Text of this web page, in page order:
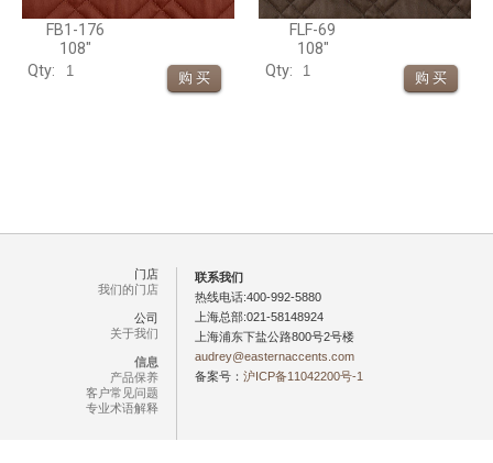
FB1-176
108"
Qty:
FLF-69
108"
Qty:
门店
我们的门店
公司
关于我们
信息
产品保养
客户常见问题
专业术语解释
联系我们
热线电话:400-992-5880
上海总部:021-58148924
上海浦东下盐公路800号2号楼
audrey@easternaccents.com
备案号： 沪ICP备11042200号-1